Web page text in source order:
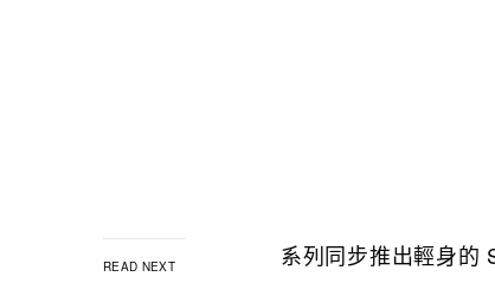
READ NEXT
系列同步推出輕身的